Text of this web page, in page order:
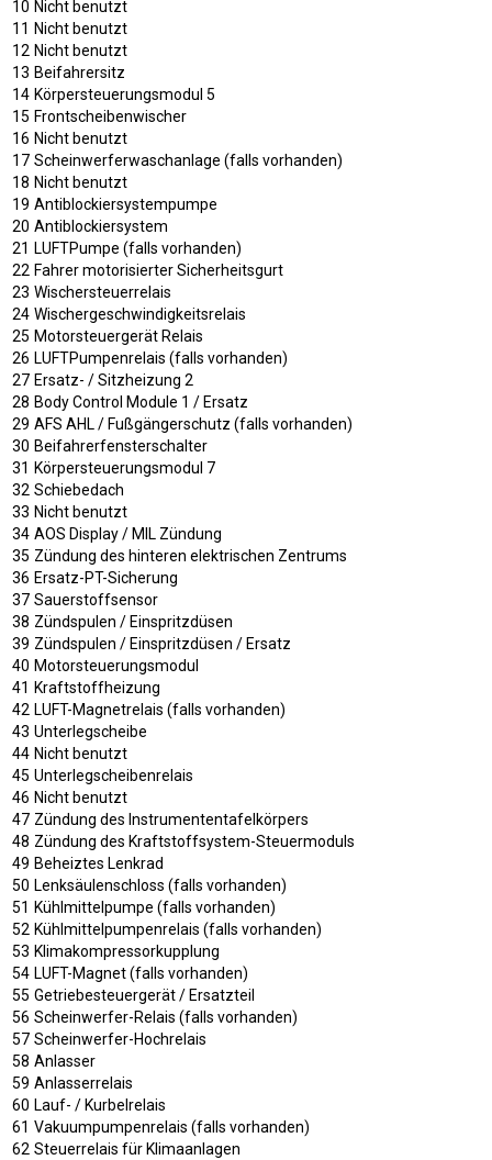
10 Nicht benutzt
11 Nicht benutzt
12 Nicht benutzt
13 Beifahrersitz
14 Körpersteuerungsmodul 5
15 Frontscheibenwischer
16 Nicht benutzt
17 Scheinwerferwaschanlage (falls vorhanden)
18 Nicht benutzt
19 Antiblockiersystempumpe
20 Antiblockiersystem
21 LUFTPumpe (falls vorhanden)
22 Fahrer motorisierter Sicherheitsgurt
23 Wischersteuerrelais
24 Wischergeschwindigkeitsrelais
25 Motorsteuergerät Relais
26 LUFTPumpenrelais (falls vorhanden)
27 Ersatz- / Sitzheizung 2
28 Body Control Module 1 / Ersatz
29 AFS AHL / Fußgängerschutz (falls vorhanden)
30 Beifahrerfensterschalter
31 Körpersteuerungsmodul 7
32 Schiebedach
33 Nicht benutzt
34 AOS Display / MIL Zündung
35 Zündung des hinteren elektrischen Zentrums
36 Ersatz-PT-Sicherung
37 Sauerstoffsensor
38 Zündspulen / Einspritzdüsen
39 Zündspulen / Einspritzdüsen / Ersatz
40 Motorsteuerungsmodul
41 Kraftstoffheizung
42 LUFT-Magnetrelais (falls vorhanden)
43 Unterlegscheibe
44 Nicht benutzt
45 Unterlegscheibenrelais
46 Nicht benutzt
47 Zündung des Instrumententafelkörpers
48 Zündung des Kraftstoffsystem-Steuermoduls
49 Beheiztes Lenkrad
50 Lenksäulenschloss (falls vorhanden)
51 Kühlmittelpumpe (falls vorhanden)
52 Kühlmittelpumpenrelais (falls vorhanden)
53 Klimakompressorkupplung
54 LUFT-Magnet (falls vorhanden)
55 Getriebesteuergerät / Ersatzteil
56 Scheinwerfer-Relais (falls vorhanden)
57 Scheinwerfer-Hochrelais
58 Anlasser
59 Anlasserrelais
60 Lauf- / Kurbelrelais
61 Vakuumpumpenrelais (falls vorhanden)
62 Steuerrelais für Klimaanlagen